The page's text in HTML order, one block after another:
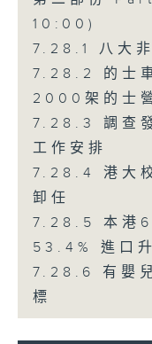
10:00)
7.28.1 八大非
7.28.2 的士
2000架的士
7.28.3 調查
工作安排
7.28.4 港大
卸任
7.28.5 本港6
53.4% 進口
7.28.6 有嬰
標